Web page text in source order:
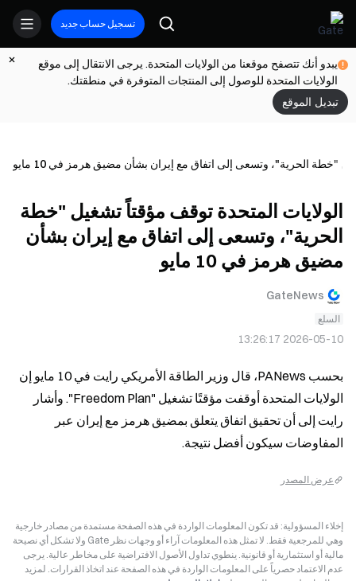
تسجيل حساب جديد
يبدو أنك تتصفح موقعنا من الولايات المتحدة. يرجى الانتقال إلى موقع
الولايات المتحدة للوصول إلى المنتجات المتوفرة في منطقتك.
تبديل الموقع
"خطة الحرية"، وتسعى إلى اتفاق مع إيران بشأن مضيق هرمز في 10 مايو
الولايات المتحدة توقف مؤقتاً تشغيل "خطة
الحرية"، وتسعى إلى اتفاق مع إيران بشأن
مضيق هرمز في 10 مايو
GateNews
السلع
2026-05-10 13:26:17
المفاوضات سيكون أفضل نتيجة.
عرض المصدر
إخلاء المسؤولية: قد تكون المعلومات الواردة في هذه الصفحة مستمدة من مصادر خارجية
وهي للمرجعية فقط. لا تمثل هذه المعلومات آراء أو وجهات نظر Gate ولا تشكل أي نصيحة
مالية أو استثمارية أو قانونية. ينطوي تداول الأصول الافتراضية على مخاطر عالية. يرجى
عدم الاعتماد حصرياً على المعلومات الواردة في هذه الصفحة عند اتخاذ القرارات. لمزيد